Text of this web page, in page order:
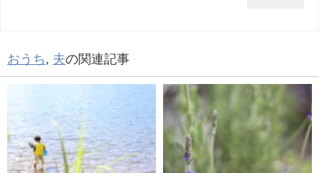
おうち, 夫の関連記事